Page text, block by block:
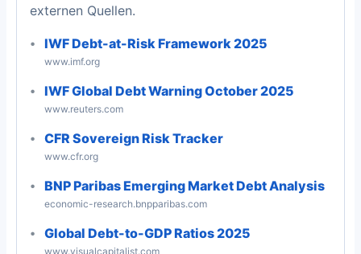
externen Quellen.
IWF Debt-at-Risk Framework 2025
www.imf.org
IWF Global Debt Warning October 2025
www.reuters.com
CFR Sovereign Risk Tracker
www.cfr.org
BNP Paribas Emerging Market Debt Analysis
economic-research.bnpparibas.com
Global Debt-to-GDP Ratios 2025
www.visualcapitalist.com